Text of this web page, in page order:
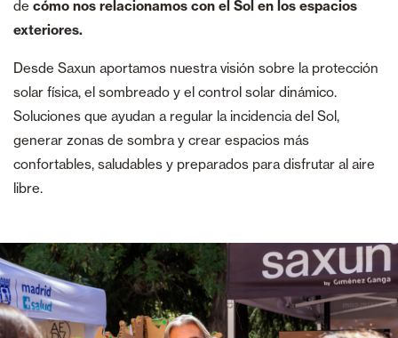
de cómo nos relacionamos con el Sol en los espacios
exteriores.
Desde Saxun aportamos nuestra visión sobre la protección
solar física, el sombreado y el control solar dinámico.
Soluciones que ayudan a regular la incidencia del Sol,
generar zonas de sombra y crear espacios más
confortables, saludables y preparados para disfrutar al aire
libre.